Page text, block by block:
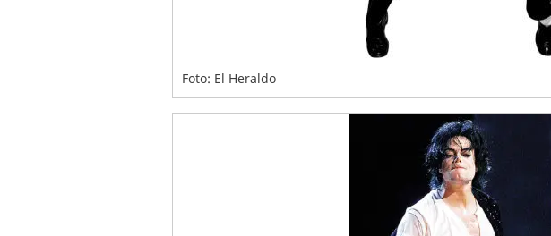
Foto: El Heraldo